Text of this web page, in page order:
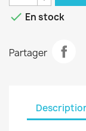
 En stock
Partager